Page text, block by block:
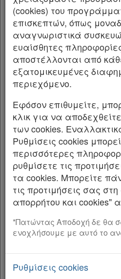
Χρήσιμα
Νομολογία
παρ.1
παρ.2
παρ.3
παρ.4
Παρ.5
Παρ.6
Άρθρο 3 [-]
παρ.1
παρ.2
Άρθρο 4 [-]
παρ.1
παρ.2
παρ.3
παρ.4
παρ.5
Παρ.6
Άρθρο 4α [-]
Παρ.1
Παρ.2
Άρθρο 4Β [-]
Παρ.3
ΝΟΜΟΣ ΥΠ΄ ΑΡΙΘΜ. 3982
Απλοποίηση της
επαγγελματικών και
δραστηριοτήτων και
και άλλες διατάξεις.
Ο ΠΡΟΕΔΡΟΣ ΤΗΣ
Εκδίδομε τον ακόλουθο
Βουλή:
ΜΕΡΟΣ
ΑΠΛΟΠΟΙΗΣΗ ΚΑΙ
ΑΔΕΙΟΔΟΤΗΣΗΣ
ΓΕΝΙΚΕΣ
Σκοπός των άρθρων 1 έως
(cookies) του
επισκεπτών, όπως
αναγνωριστικά
ευαίσθητες
αποστέλλονται από
εξατομικευμένες
περιεχόμενο.
Εφόσον επιθυμείτε,
κλικ για να
των cookies.
Ρυθμίσεις cookies
περισσότερες
ρυθμίσετε τις
τα cookies. Μπορείτε
τις προτιμήσεις σας
απορρήτου και cookies"
*Πατώντας Αποδοχή δε θα
ενοχλήσουμε με αυτό το
Ρυθμίσεις cookies